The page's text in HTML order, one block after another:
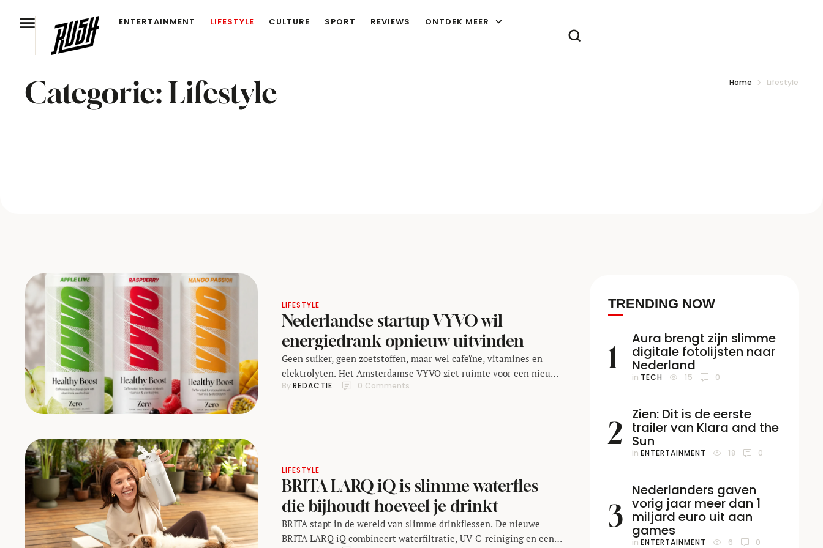
ENTERTAINMENT LIFESTYLE CULTURE SPORT REVIEWS ONTDEK MEER
Categorie:Lifestyle Home Lifestyle
LIFESTYLE
Nederlandse startup VYVO wil
energiedrank opnieuw uitvinden
Geen suiker, geen zoetstoffen, maar wel cafeïne, vitamines en
elektrolyten. Het Amsterdamse VYVO ziet ruimte voor een nieuwe
generatie functionele frisdranken die vooral inzet op een kortere
By REDACTIE 0 Comments
LIFESTYLE
BRITA LARQ iQ is slimme waterfles
die bijhoudt hoeveel je drinkt
BRITA stapt in de wereld van slimme drinkflessen. De nieuwe
BRITA LARQ iQ combineert waterfiltratie, UV-C-reiniging en een
TRENDING NOW
1
Aura brengt zijn slimme
digitale fotolijsten naar
Nederland
in TECH 15 0
2
Zien: Dit is de eerste
trailer van Klara and the
Sun
in ENTERTAINMENT 18 0
3
Nederlanders gaven
vorig jaar meer dan 1
miljard euro uit aan
games
in ENTERTAINMENT 6 0